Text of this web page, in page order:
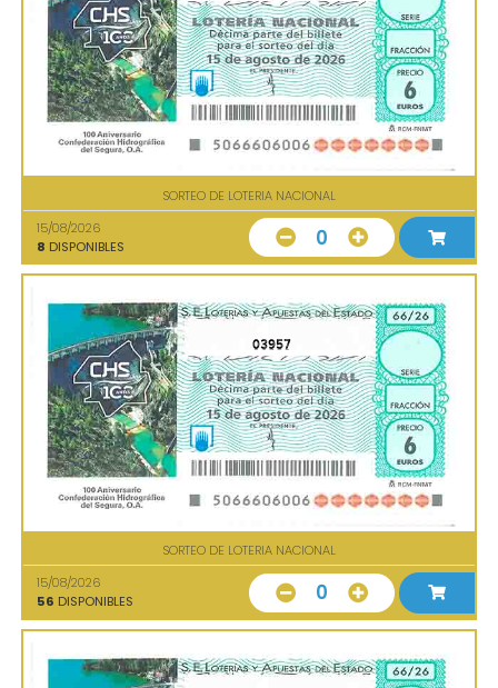
SORTEO DE LOTERIA NACIONAL
15/08/2026
8 DISPONIBLES 0
03957
SORTEO DE LOTERIA NACIONAL
15/08/2026
56 DISPONIBLES 0